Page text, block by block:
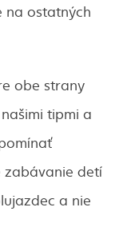
na ostatných
obe strany
tipmi a
zabávanie detí
a nie